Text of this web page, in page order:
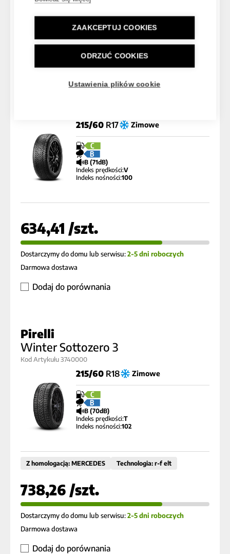
ZAAKCEPTUJ COOKIES
ODRZUĆ COOKIES
Ustawienia plików cookie
Dostarczymy do domu lub serwisu:
Darmowa dostawa
Dodaj do porównania
215/60R17 Zimowe
C
B
B (71dB)
Indeks prędkości:V
Indeks nośności:100
634,41 /szt.
Dostarczymy do domu lub serwisu:2-5 dni roboczych
Darmowa dostawa
Dodaj do porównania
Pirelli
Winter Sottozero 3
Kod Artykułu 3740000
215/60R18 Zimowe
C
B
B (70dB)
Indeks prędkości:T
Indeks nośności:102
Z homologacją: MERCEDES Technologia: r-f elt
738,26 /szt.
Dostarczymy do domu lub serwisu:2-5 dni roboczych
Darmowa dostawa
Dodaj do porównania